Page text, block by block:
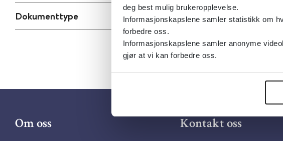
deg best mulig brukeropplevelse.
Informasjonskapslene samler statistikk om
forbedre oss.
Informasjonskapslene samler anonyme
gjør at vi kan forbedre oss.
Dokumenttype
Om oss Kontakt oss